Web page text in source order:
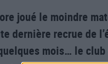
joué le moindre
dernière recrue de
mois… le